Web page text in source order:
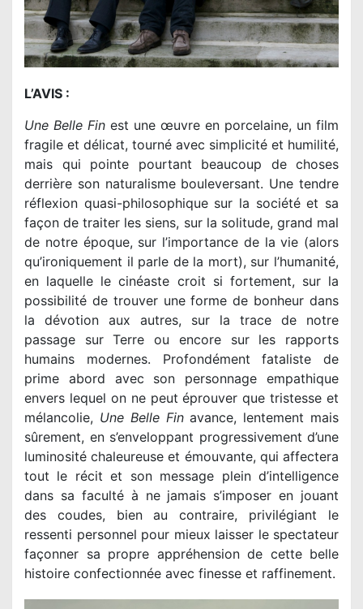
L’AVIS :
Une Belle Fin est une œuvre en porcelaine, un film
fragile et délicat, tourné avec simplicité et humilité,
mais qui pointe pourtant beaucoup de choses
derrière son naturalisme bouleversant. Une tendre
réflexion quasi-philosophique sur la société et sa
façon de traiter les siens, sur la solitude, grand mal
de notre époque, sur l’importance de la vie (alors
qu’ironiquement il parle de la mort), sur l’humanité,
en laquelle le cinéaste croit si fortement, sur la
possibilité de trouver une forme de bonheur dans
la dévotion aux autres, sur la trace de notre
passage sur Terre ou encore sur les rapports
humains modernes. Profondément fataliste de
prime abord avec son personnage empathique
envers lequel on ne peut éprouver que tristesse et
mélancolie, Une Belle Finavance, lentement mais
sûrement, en s’enveloppant progressivement d’une
luminosité chaleureuse et émouvante, qui affectera
tout le récit et son message plein d’intelligence
dans sa faculté à ne jamais s’imposer en jouant
des coudes, bien au contraire, privilégiant le
ressenti personnel pour mieux laisser le spectateur
façonner sa propre appréhension de cette belle
histoire confectionnée avec finesse et raffinement.